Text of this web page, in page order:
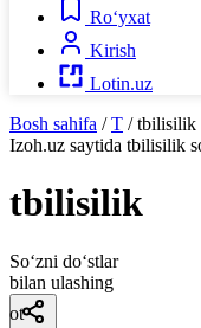
Ro‘yxat
Kirish
Lotin.uz
Bosh sahifa / T / tbilisilik
Izoh.uz saytida tbilisilik
tbilisilik
So‘zni do‘stlar
bilan ulashing
ot